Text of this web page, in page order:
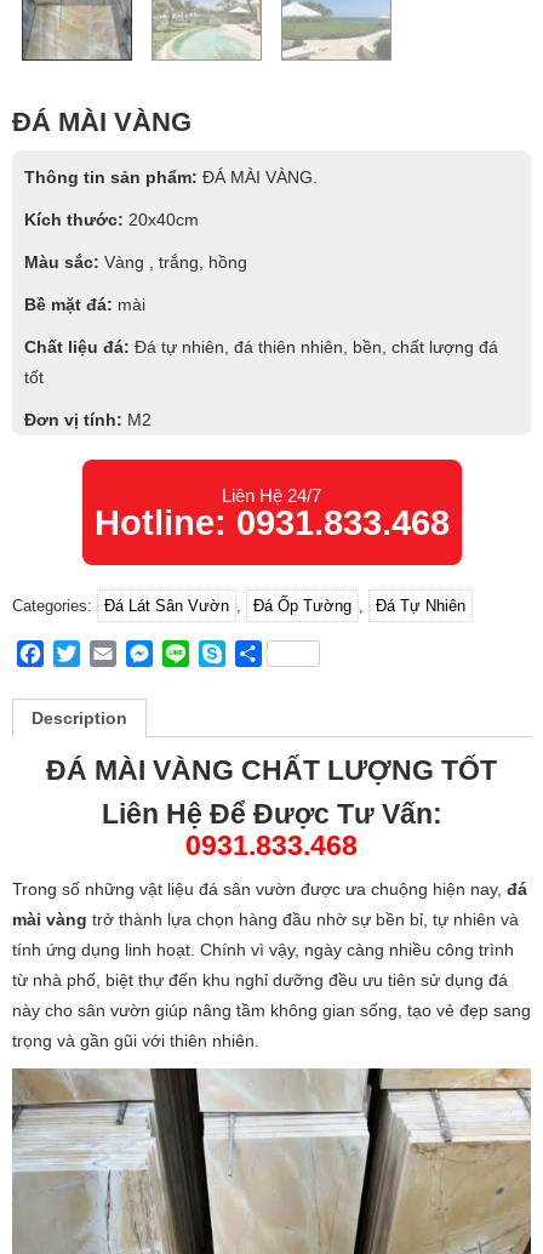
ĐÁ MÀI VÀNG
Thông tin sản phẩm: ĐÁ MÀI VÀNG.
Kích thước: 20x40cm
Màu sắc: Vàng , trắng, hồng
Bề mặt đá: mài
Chất liệu đá: Đá tự nhiên, đá thiên nhiên, bền, chất lượng đá
tốt
Đơn vị tính: M2
Phạm vi sử dụng:Ốp tường, ốp tiểu cảnh sân vườn, ốp giếng
Liên Hệ 24/7
Hotline: 0931.833.468
Categories: Đá Lát Sân Vườn Đá Ốp Tường Đá Tự Nhiên
Facebook
TwitterEmailMessenger
Line SkypeShare
Description
ĐÁ MÀI VÀNG CHẤT LƯỢNG TỐT
Liên Hệ Để Được Tư Vấn:
0931.833.468
Trong số những vật liệu đá sân vườn được ưa chuộng hiện nay, đá
mài vàng trở thành lựa chọn hàng đầu nhờ sự bền bỉ, tự nhiên và
tính ứng dụng linh hoạt. Chính vì vậy, ngày càng nhiều công trình
từ nhà phố, biệt thự đến khu nghỉ dưỡng đều ưu tiên sử dụng đá
này cho sân vườn giúp nâng tầm không gian sống, tạo vẻ đẹp sang
trọng và gần gũi với thiên nhiên.